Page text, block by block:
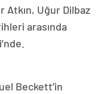
Atkın, Uğur Dilbaz
arasında
Beckett’in